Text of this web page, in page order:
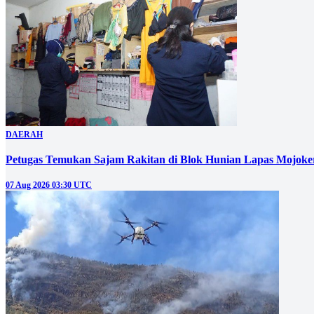
DAERAH
Petugas Temukan Sajam Rakitan di Blok Hunian Lapas
07 Aug 2026 03:30 UTC